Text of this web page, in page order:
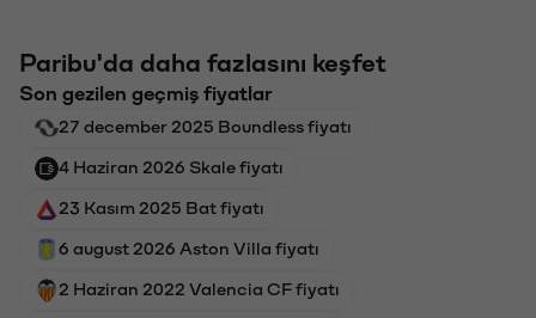
Paribu'da daha fazlasını keşfet
Son gezilen geçmiş fiyatlar
27 december 2025 Boundless fiyatı
4 Haziran 2026 Skale fiyatı
23 Kasım 2025 Bat fiyatı
6 august 2026 Aston Villa fiyatı
2 Haziran 2022 Valencia CF fiyatı